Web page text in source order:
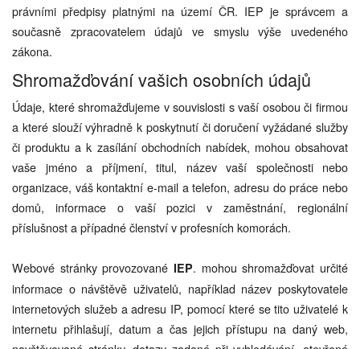
právními předpisy platnými na území ČR. IEP je správcem a
současně zpracovatelem údajů ve smyslu výše uvedeného
zákona.
Shromažďování vašich osobních údajů
Údaje, které shromažďujeme v souvislosti s vaší osobou či firmou
a které slouží výhradně k poskytnutí či doručení vyžádané služby
či produktu a k zasílání obchodních nabídek, mohou obsahovat
vaše jméno a příjmení, titul, název vaší společnosti nebo
organizace, váš kontaktní e-mail a telefon, adresu do práce nebo
domů, informace o vaší pozici v zaměstnání, regionální
příslušnost a případné členství v profesních komorách.
Webové stránky provozované IEP. mohou shromažďovat určité
informace o návštěvě uživatelů, například název poskytovatele
internetových služeb a adresu IP, pomocí které se tito uživatelé k
internetu přihlašují, datum a čas jejich přístupu na daný web,